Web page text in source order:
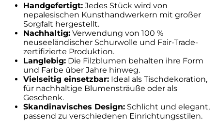
Handgefertigt: Jedes Stück wird von
nepalesischen Kunsthandwerkern mit großer
Sorgfalt hergestellt.
Nachhaltig: Verwendung von 100 %
neuseeländischer Schurwolle und Fair-Trade-
zertifizierte Produktion.
Langlebig: Die Filzblumen behalten ihre Form
und Farbe über Jahre hinweg.
Vielseitig einsetzbar: Ideal als Tischdekoration,
für nachhaltige Blumensträuße oder als
Geschenk.
Skandinavisches Design: Schlicht und elegant,
passend zu verschiedenen Einrichtungsstilen.